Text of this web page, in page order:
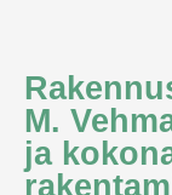
M.
ja